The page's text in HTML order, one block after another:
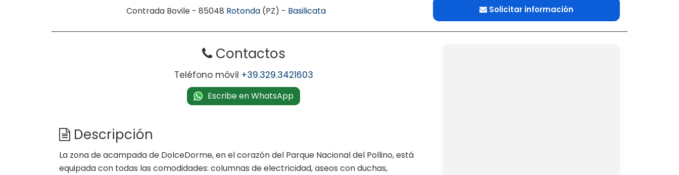
Contrada Bovile - 85048 Rotonda (PZ) - Basilicata Solicitar información
Contactos
Teléfono móvil +39.329.3421603
Escribe en WhatsApp
Descripción
La zona de acampada de DolceDorme, en el corazón del Parque Nacional del Pollino, está
equipada con todas las comodidades: columnas de electricidad, aseos con duchas,